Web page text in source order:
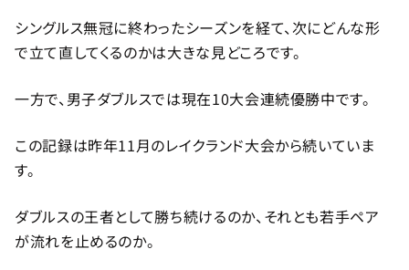
シングルス無冠に終わったシーズンを経て、次にどんな形
で立て直してくるのかは大きな見どころです。
一方で、男子ダブルスでは現在10大会連続優勝中です。
この記録は昨年11月のレイクランド大会から続いていま
す。
ダブルスの王者として勝ち続けるのか、それとも若手ペア
が流れを止めるのか。